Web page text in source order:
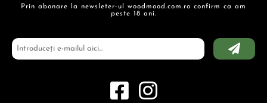
Prin abonare la newsleter-ul woodmood.com.ro confirm ca am
peste 18 ani.